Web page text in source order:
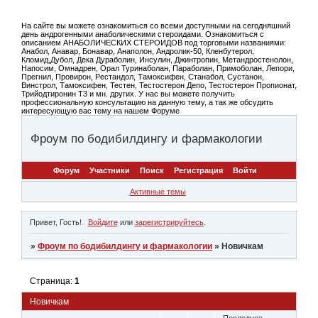
На сайте вы можете ознакомиться со всеми доступными на сегодняшний
день андрогенными анаболическими стероидами. Ознакомиться с
описанием АНАБОЛИЧЕСКИХ СТЕРОИДОВ под торговыми названиями:
Анабол, Анавар, Бонавар, Анаполон, Андролик-50, Кленбутерол,
Кломид,Дубол, Дека Дураболин, Инсулин, Джинтропин, Метандростенолон,
Напосим, Омнадрен, Орал Туринаболан, Параболан, Примоболан, Лепори,
Прегнил, Провирон, Рестандол, Тамоксифен, Станабол, Сустанон,
Винстрол, Тамоксифен, Тестен, Тестостерон Депо, Тестостерон Пропионат,
Трийодтиронин Т3 и мн. других. У нас вы можете получить
профессиональную консультацию на данную тему, а так же обсудить
интересующую вас тему на нашем Форуме
Фроум по бодибилдингу и фармакологии
Форум Участники Поиск Регистрация Войти
Активные темы
Привет, Гость! Войдитеили зарегистрируйтесь.
»Фроум по бодибилдингу и фармакологии » Новичкам
Новичкам
Страница:1